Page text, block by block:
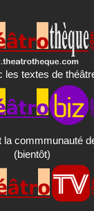
les textes de
la commmunauté
(bientôt)